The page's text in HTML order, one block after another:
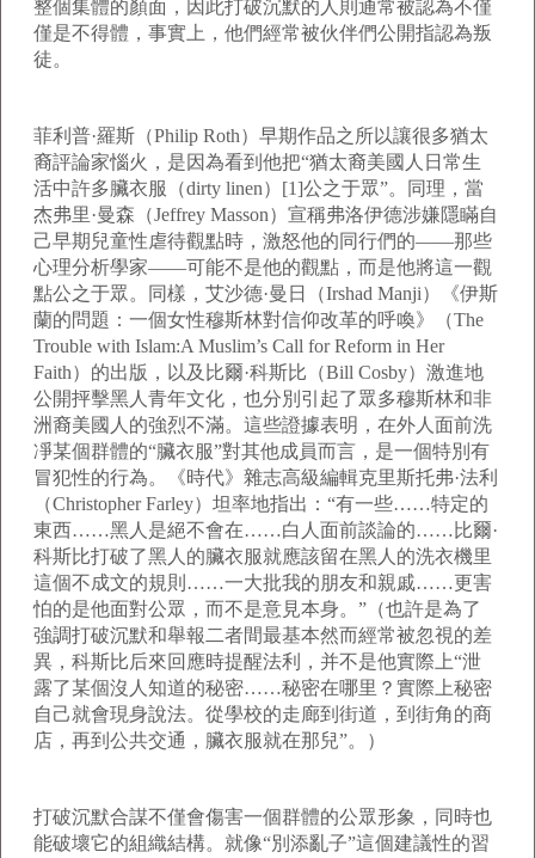
整個集體的顏面，因此打破沉默的人則通常被認為不僅
僅是不得體，事實上，他們經常被伙伴們公開指認為叛
徒。
菲利普·羅斯（Philip Roth）早期作品之所以讓很多猶太
裔評論家惱火，是因為看到他把“猶太裔美國人日常生
活中許多臟衣服（dirty linen）[1]公之于眾”。同理，當
杰弗里·曼森（Jeffrey Masson）宣稱弗洛伊德涉嫌隱瞞自
己早期兒童性虐待觀點時，激怒他的同行們的——那些
心理分析學家——可能不是他的觀點，而是他將這一觀
點公之于眾。同樣，艾沙德·曼日（Irshad Manji）《伊斯
蘭的問題：一個女性穆斯林對信仰改革的呼喚》（The
Trouble with Islam:A Muslim’s Call for Reform in Her
Faith）的出版，以及比爾·科斯比（Bill Cosby）激進地
公開抨擊黑人青年文化，也分別引起了眾多穆斯林和非
洲裔美國人的強烈不滿。這些證據表明，在外人面前洗
凈某個群體的“臟衣服”對其他成員而言，是一個特別有
冒犯性的行為。《時代》雜志高級編輯克里斯托弗·法利
（Christopher Farley）坦率地指出：“有一些……特定的
東西……黑人是絕不會在……白人面前談論的……比爾·
科斯比打破了黑人的臟衣服就應該留在黑人的洗衣機里
這個不成文的規則……一大批我的朋友和親戚……更害
怕的是他面對公眾，而不是意見本身。”（也許是為了
強調打破沉默和舉報二者間最基本然而經常被忽視的差
異，科斯比后來回應時提醒法利，并不是他實際上“泄
露了某個沒人知道的秘密……秘密在哪里？實際上秘密
自己就會現身說法。從學校的走廊到街道，到街角的商
店，再到公共交通，臟衣服就在那兒”。）
打破沉默合謀不僅會傷害一個群體的公眾形象，同時也
能破壞它的組織結構。就像“別添亂子”這個建議性的習